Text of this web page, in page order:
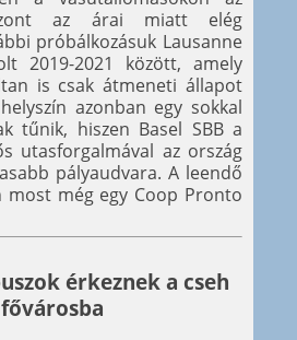
az árai miatt elég
próbálkozásuk Lausanne
2019-2021 között, amely
is csak átmeneti állapot
azonban egy sokkal
tűnik, hiszen Basel SBB a
utasforgalmával az ország
pályaudvara. A leendő
most még egy Coop Pronto
érkeznek a cseh
fővárosba